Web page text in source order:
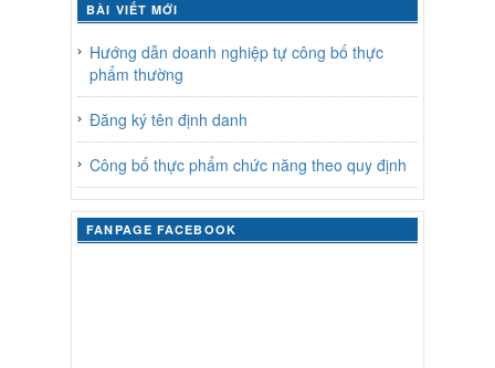
BÀI VIẾT MỚI
Hướng dẫn doanh nghiệp tự công bố thực
phẩm thường
Đăng ký tên định danh
Công bố thực phẩm chức năng theo quy định
FANPAGE FACEBOOK